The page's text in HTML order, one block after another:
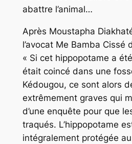
abattre l’animal…
Après Moustapha
l’avocat Me Bamba Cissé
« Si cet hippopotame a
était coincé dans une
Kédougou, ce sont alors
extrêmement graves qui
d’une enquête pour que
traqués. L’hippopotame
intégralement protégée